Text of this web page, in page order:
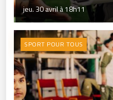
jeu. 30 avril à 18h11
SPORT POUR TOUS